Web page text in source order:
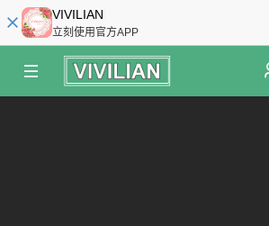
VIVILIAN
立刻使用官方APP